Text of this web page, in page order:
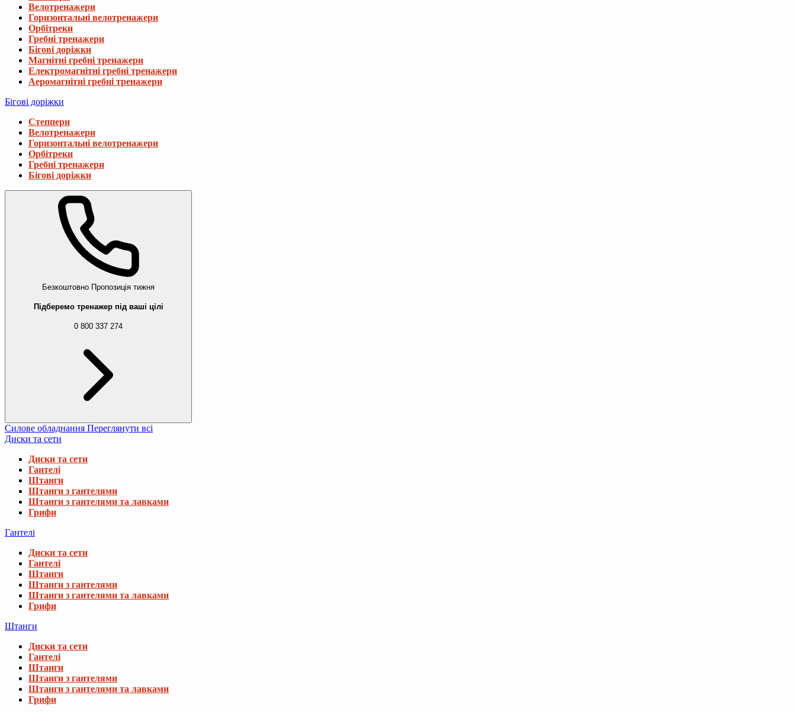
Велотренажери
Горизонтальні велотренажери
Орбітреки
Гребні тренажери
Бігові доріжки
Магнітні гребні тренажери
Електромагнітні гребні тренажери
Аеромагнітні гребні тренажери
Бігові доріжки
Степпери
Велотренажери
Горизонтальні велотренажери
Орбітреки
Гребні тренажери
Бігові доріжки
Безкоштовно Пропозиція тижня
Підберемо тренажер під ваші цілі
0 800 337 274
Силове обладнання Переглянути всі
Диски та сети
Диски та сети
Гантелі
Штанги
Штанги з гантелями
Штанги з гантелями та лавками
Грифи
Гантелі
Диски та сети
Гантелі
Штанги
Штанги з гантелями
Штанги з гантелями та лавками
Грифи
Штанги
Диски та сети
Гантелі
Штанги
Штанги з гантелями
Штанги з гантелями та лавками
Грифи